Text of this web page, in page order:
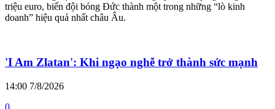
triệu euro, biến đội bóng Đức thành một trong những “lò kinh
doanh” hiệu quả nhất châu Âu.
'I Am Zlatan': Khi ngạo nghễ trở thành sức mạnh
14:00 7/8/2026
0